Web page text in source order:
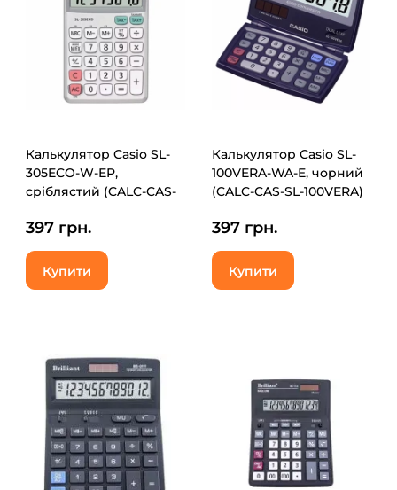
Калькулятор Casio SL-
305ECO-W-EP,
сріблястий (CALC-CAS-
397 грн.
Купити
Калькулятор Casio SL-
100VERA-WA-E, чорний
(CALC-CAS-SL-100VERA)
397 грн.
Купити